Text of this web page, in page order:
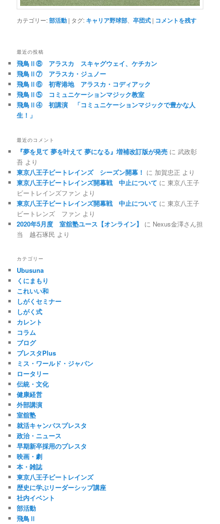
カテゴリー:部活動 | タグ: キャリア野球部 、卒団式 | コメントを残す
最近の投稿
飛鳥Ⅱ⑧ アラスカ スキャグウェイ、ケチカン
飛鳥Ⅱ⑦ アラスカ・ジュノー
飛鳥Ⅱ⑥ 初寄港地 アラスカ・コディアック
飛鳥Ⅱ⑤ コミュニケーションマジック教室
飛鳥Ⅱ④ 初講演 「コミュニケーションマジックで豊かな人
生！」
最近のコメント
『夢を見て 夢を叶えて 夢になる』増補改訂版が発売 に武政彰
吾 より
東京八王子ビートレインズ シーズン開幕！ に 加賀忠正 より
東京八王子ビートレインズ開幕戦 中止について に東京八王子
ビートレインズファン より
東京八王子ビートレインズ開幕戦 中止について に東京八王子
ビートレンズ ファン より
2020年5月度 室舘塾ユース【オンライン】
に Nexus金澤さん担
当 越石琢民 より
カテゴリー
Ubusuna
くにまもり
これいい和
しがくセミナー
しがく式
カレント
コラム
ブログ
プレスタPlus
ミス・ワールド・ジャパン
ロータリー
伝統・文化
健康経営
外部講演
室舘塾
就活キャンパスプレスタ
政治・ニュース
早期新卒採用のプレスタ
映画・劇
本・雑誌
東京八王子ビートレインズ
歴史に学ぶリーダーシップ講座
社内イベント
部活動
飛鳥Ⅱ